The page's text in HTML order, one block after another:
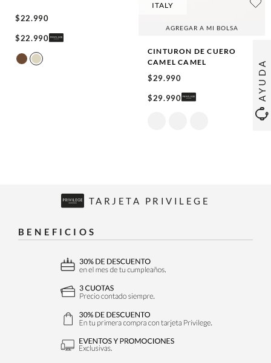
AYUDA
$22.990
$22.990
ITALY
AGREGAR A MI BOLSA
CINTURON DE CUERO
CAMEL CAMEL
$29.990
$29.990
TARJETA PRIVILEGE
BENEFICIOS